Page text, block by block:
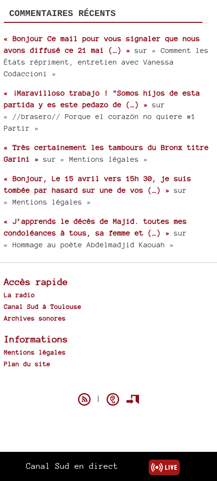
COMMENTAIRES RÉCENTS
« Bonjour Ce mail pour vous signaler que nous
avons diffusé ce 21 mai (…) » sur « Comment les
États répriment, entretien avec Vanessa
Codaccioni »
« ¡Maravilloso trabajo ! "Somos hijos de esta
partida y es este pedazo de (…) » sur
« //brasero// Porque el corazón no quiere #1
Partir »
« Très certainement les tambours du Bronx titre
Garini » sur « Mentions légales »
« Bonjour, Le 15 avril vers 15h 30, je suis
tombée par hasard sur une de vos (…) » sur
« Mentions légales »
« J’apprends le décès de Majid. toutes mes
condoléances à tous, sa femme et (…) » sur
« Hommage au poète Abdelmadjid Kaouah »
Accès rapide
La radio
Canal Sud à Toulouse
Archives sonores
Informations
Mentions légales
Plan du site
|
Canal Sud en direct